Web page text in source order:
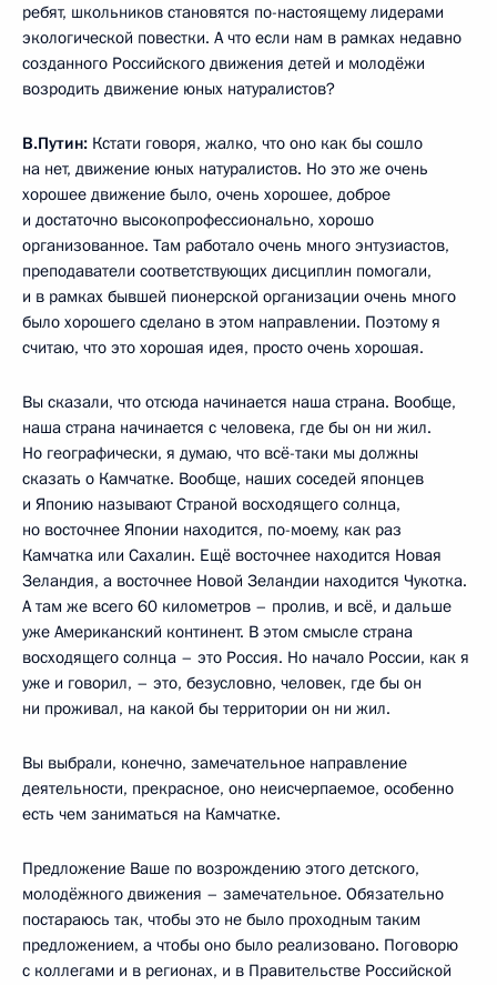
ребят, школьников становятся по-настоящему лидерами
экологической повестки. А что если нам в рамках недавно
созданного Российского движения детей и молодёжи
возродить движение юных натуралистов?
В.Путин: Кстати говоря, жалко, что оно как бы сошло
на нет, движение юных натуралистов. Но это же очень
хорошее движение было, очень хорошее, доброе
и достаточно высокопрофессионально, хорошо
организованное. Там работало очень много энтузиастов,
преподаватели соответствующих дисциплин помогали,
и в рамках бывшей пионерской организации очень много
было хорошего сделано в этом направлении. Поэтому я
считаю, что это хорошая идея, просто очень хорошая.
Вы сказали, что отсюда начинается наша страна. Вообще,
наша страна начинается с человека, где бы он ни жил.
Но географически, я думаю, что всё-таки мы должны
сказать о Камчатке. Вообще, наших соседей японцев
и Японию называют Страной восходящего солнца,
но восточнее Японии находится, по-моему, как раз
Камчатка или Сахалин. Ещё восточнее находится Новая
Зеландия, а восточнее Новой Зеландии находится Чукотка.
А там же всего 60 километров – пролив, и всё, и дальше
уже Американский континент. В этом смысле страна
восходящего солнца – это Россия. Но начало России, как я
уже и говорил, – это, безусловно, человек, где бы он
ни проживал, на какой бы территории он ни жил.
Вы выбрали, конечно, замечательное направление
деятельности, прекрасное, оно неисчерпаемое, особенно
есть чем заниматься на Камчатке.
Предложение Ваше по возрождению этого детского,
молодёжного движения – замечательное. Обязательно
постараюсь так, чтобы это не было проходным таким
предложением, а чтобы оно было реализовано. Поговорю
с коллегами и в регионах, и в Правительстве Российской